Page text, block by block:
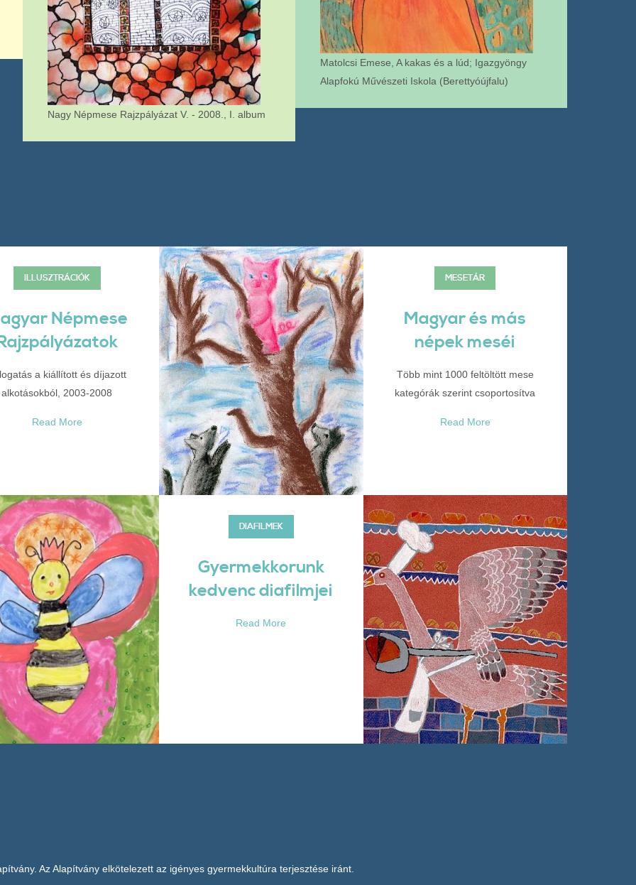
Nagy Népmese Rajzpályázat V. - 2008., I. album
Matolcsi Emese, A kakas és a lúd; Igazgyöngy
Alapfokú Művészeti Iskola (Berettyóújfalu)
ILLUSZTRÁCIÓK
Népmese
a kiállított és díjazott
alkotásokból, 2003-2008
Read More
MESETÁR
Magyar és más
népek meséi
Több mint 1000 feltöltött mese
kategórák szerint csoportosítva
Read More
DIAFILMEK
Gyermekkorunk
kedvenc diafilmjei
Read More
Az Alapítvány elkötelezett az igényes gyermekkultúra terjesztése iránt.